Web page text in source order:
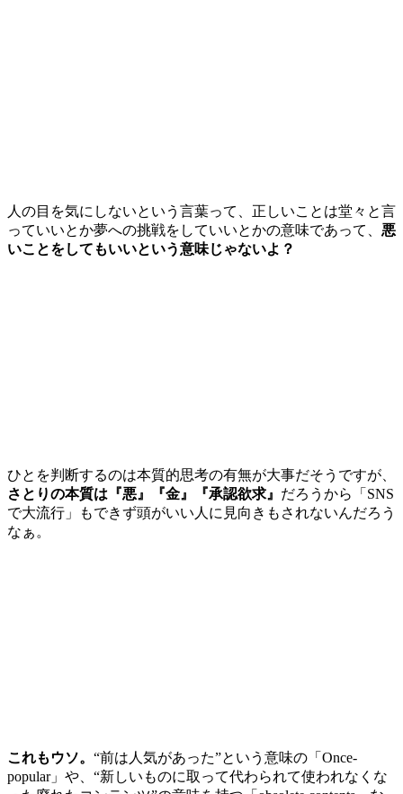
人の目を気にしないという言葉って、正しいことは堂々と言
っていいとか夢への挑戦をしていいとかの意味であって、 悪
いことをしてもいいという意味じゃないよ？
ひとを判断するのは本質的思考の有無が大事だそうですが、
さとりの本質は『悪』『金』『承認欲求』 だろうから「SNS
で大流行」もできず頭がいい人に見向きもされないんだろう
なぁ。
これもウソ。 “前は人気があった”という意味の「Once-
popular」や、“新しいものに取って代わられて使われなくな